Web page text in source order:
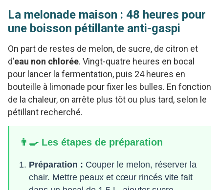
La melonade maison : 48 heures pour
une boisson pétillante anti-gaspi
On part de restes de melon, de sucre, de citron et
d’eau non chlorée. Vingt-quatre heures en bocal
pour lancer la fermentation, puis 24 heures en
bouteille à limonade pour fixer les bulles. En fonction
de la chaleur, on arrête plus tôt ou plus tard, selon le
pétillant recherché.
👨‍🍳 Les étapes de préparation
Préparation : Couper le melon, réserver la
chair. Mettre peaux et cœur rincés vite fait